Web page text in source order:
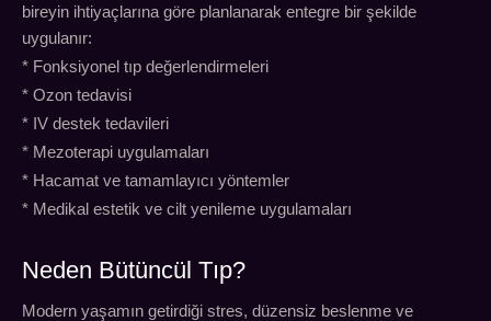
bireyin ihtiyaçlarına göre planlanarak entegre bir şekilde
uygulanır:
* Fonksiyonel tıp değerlendirmeleri
* Ozon tedavisi
* IV destek tedavileri
* Mezoterapi uygulamaları
* Hacamat ve tamamlayıcı yöntemler
* Medikal estetik ve cilt yenileme uygulamaları
Neden Bütüncül Tıp?
Modern yaşamın getirdiği stres, düzensiz beslenme ve